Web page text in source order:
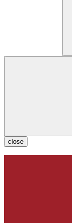
close